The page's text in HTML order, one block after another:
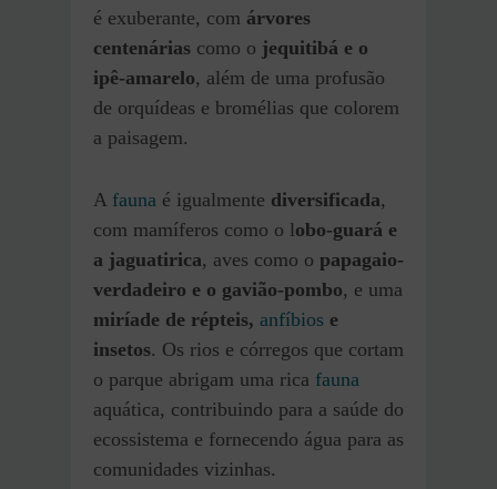
é exuberante, com árvores
centenárias como o jequitibá e o
ipê-amarelo, além de uma profusão
de orquídeas e bromélias que colorem
a paisagem.
A fauna é igualmente diversificada,
com mamíferos como o lobo-guará e
a jaguatirica, aves como o papagaio-
verdadeiro e o gavião-pombo, e uma
miríade de répteis, anfíbios e
insetos. Os rios e córregos que cortam
o parque abrigam uma rica fauna
aquática, contribuindo para a saúde do
ecossistema e fornecendo água para as
comunidades vizinhas.